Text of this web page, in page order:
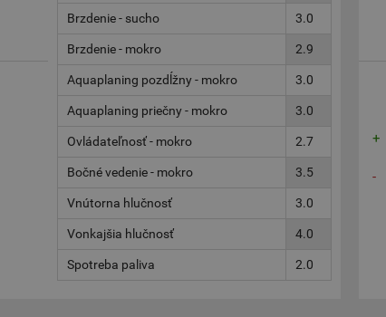
Brzdenie - sucho 3.0
Brzdenie - mokro 2.9
Aquaplaning pozdĺžny - mokro 3.0
Aquaplaning priečny - mokro 3.0
Ovládateľnosť - mokro 2.7
Bočné vedenie - mokro 3.5
Vnútorna hlučnosť 3.0
Vonkajšia hlučnosť 4.0
Spotreba paliva 2.0